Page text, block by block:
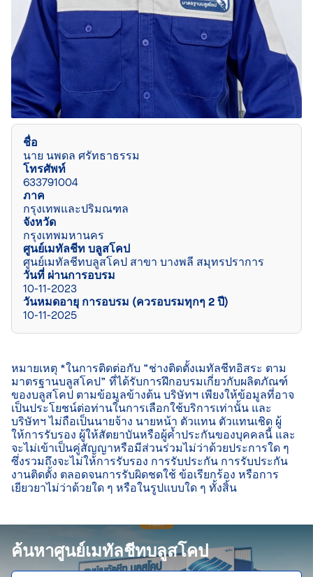
ชื่อ
นาย นพดล ศรัทธาธรรม
โทรศัพท์
633791004
ภาค
กรุงเทพและปริมณฑล
จังหวัด
กรุงเทพมหานคร
ศูนย์เมทัลชีท บลูสโคป
ศูนย์เมทัลชีทบลูสโคป สาขา บางพลี สมุทรปราการ
วันที่ ผ่านการอบรม
10-11-2023
วันหมดอายุ การอบรม (ควรอบรมทุกๆ 2 ปี)
10-11-2025
หมายเหตุ *ในการติดต่อกับ “ช่างติดตั้งเมทัลชีทอิสระ ตาม
มาตรฐานบลูสโคป” ที่ได้รับการฝึกอบรมเกี่ยวกับผลิตภัณฑ์
ของบลูสโคป ตามข้อมูลข้างต้น บริษัทฯ เพียงให้ข้อมูลที่อาจ
เป็นประโยชน์ต่อท่านในการเลือกใช้บริการเท่านั้น และ
บริษัทฯ ไม่ถือเป็นนายจ้าง นายหน้า ตัวแทน ตัวแทนเชิด ผู้
ให้การรับรอง ผู้ให้สัตยาบันหรือผู้ค้ำประกันของบุคคลนี้ และ
จะไม่เข้าเป็นคู่สัญญาหรือมีส่วนร่วมไม่ว่าด้วยประการใด ๆ
ซึ่งรวมถึงจะไม่ให้การรับรอง การรับประกัน การรับประกัน
งานติดตั้ง ตลอดจนการรับผิดชดใช้ ข้อเรียกร้อง หรือการ
เยียวยาไม่ว่าด้วยใด ๆ หรือในรูปแบบใด ๆ ทั้งสิ้น
ค้นหาศูนย์เมทัลชีทบลูสโคป